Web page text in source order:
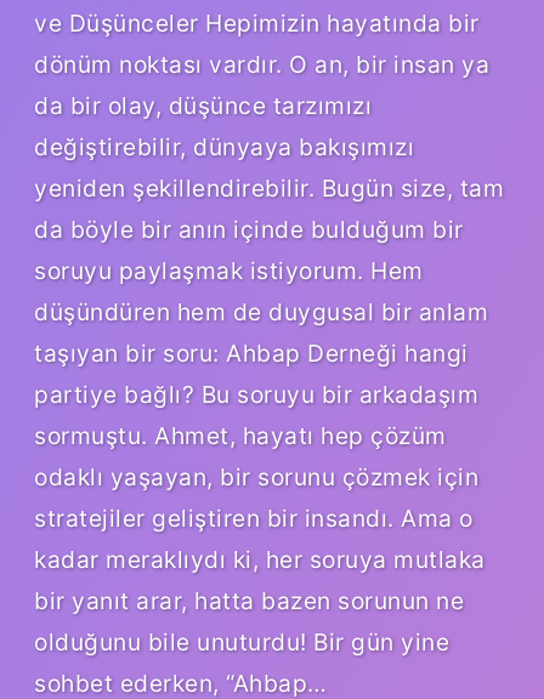
ve Düşünceler Hepimizin hayatında bir
dönüm noktası vardır. O an, bir insan ya
da bir olay, düşünce tarzımızı
değiştirebilir, dünyaya bakışımızı
yeniden şekillendirebilir. Bugün size, tam
da böyle bir anın içinde bulduğum bir
soruyu paylaşmak istiyorum. Hem
düşündüren hem de duygusal bir anlam
taşıyan bir soru: Ahbap Derneği hangi
partiye bağlı? Bu soruyu bir arkadaşım
sormuştu. Ahmet, hayatı hep çözüm
odaklı yaşayan, bir sorunu çözmek için
stratejiler geliştiren bir insandı. Ama o
kadar meraklıydı ki, her soruya mutlaka
bir yanıt arar, hatta bazen sorunun ne
olduğunu bile unuturdu! Bir gün yine
sohbet ederken, “Ahbap…